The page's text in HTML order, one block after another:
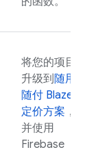
将您的项目
升级到 随用
随付 Blaze
定价方案 ，
并使用
Firebase